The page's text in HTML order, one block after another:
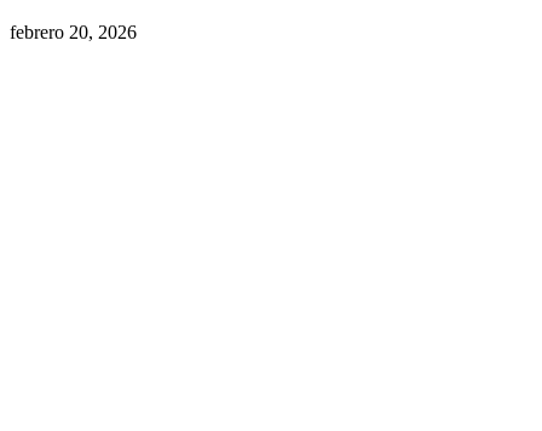
febrero 20, 2026